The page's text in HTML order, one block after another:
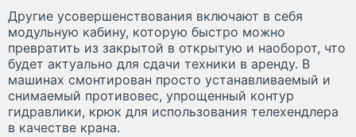
Другие усовершенствования включают в себя
модульную кабину, которую быстро можно
превратить из закрытой в открытую и наоборот, что
будет актуально для сдачи техники в аренду. В
машинах смонтирован просто устанавливаемый и
снимаемый противовес, упрощенный контур
гидравлики, крюк для использования телехендлера
в качестве крана.